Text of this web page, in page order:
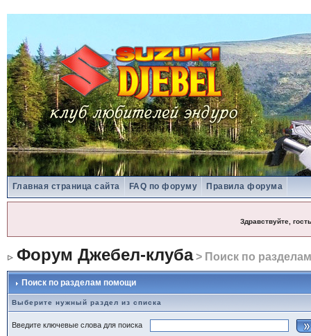
Главная страница сайта FAQ по форуму Правила форума
Здравствуйте, гость
Форум Джебел-клуба> Поиск по
Поиск по разделам помощи
Выберите нужный раздел из списка
Введите ключевые слова для поиска